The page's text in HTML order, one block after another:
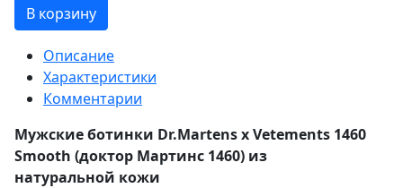
В корзину
Описание
Характеристики
Комментарии
Мужские ботинки Dr.Martens x Vetements 1460
Smooth (доктор Мартинс 1460) из
натуральной кожи